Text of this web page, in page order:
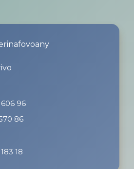
606 96
86
18